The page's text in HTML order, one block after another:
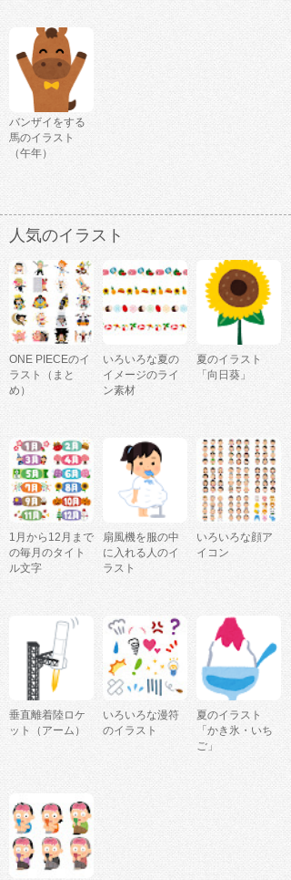
バンザイをする
馬のイラスト
（午年）
人気のイラスト
ONE PIECEのイ
ラスト（まと
め）
いろいろな夏の
イメージのライ
ン素材
夏のイラスト
「向日葵」
1月から12月まで
の毎月のタイト
ル文字
扇風機を服の中
に入れる人のイ
ラスト
いろいろな顔ア
イコン
垂直離着陸ロケ
ット（アーム）
いろいろな漫符
のイラスト
夏のイラスト
「かき氷・いち
ご」